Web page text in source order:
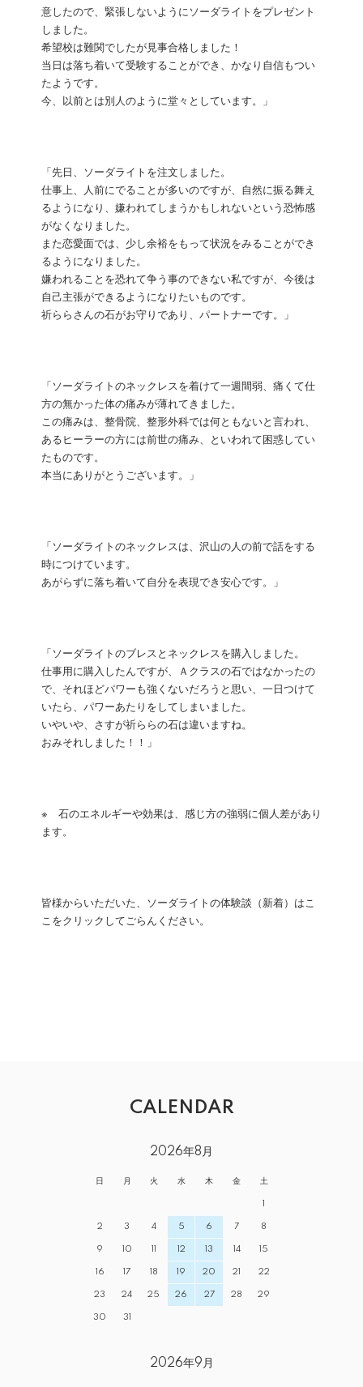
意したので、緊張しないようにソーダライトをプレゼント
しました。
希望校は難関でしたが見事合格しました！
当日は落ち着いて受験することができ、かなり自信もつい
たようです。
今、以前とは別人のように堂々としています。」
「先日、ソーダライトを注文しました。
仕事上、人前にでることが多いのですが、自然に振る舞え
るようになり、嫌われてしまうかもしれないという恐怖感
がなくなりました。
また恋愛面では、少し余裕をもって状況をみることができ
るようになりました。
嫌われることを恐れて争う事のできない私ですが、今後は
自己主張ができるようになりたいものです。
祈ららさんの石がお守りであり、パートナーです。」
「ソーダライトのネックレスを着けて一週間弱、痛くて仕
方の無かった体の痛みが薄れてきました。
この痛みは、整骨院、整形外科では何ともないと言われ、
あるヒーラーの方には前世の痛み、といわれて困惑してい
たものです。
本当にありがとうございます。」
「ソーダライトのネックレスは、沢山の人の前で話をする
時につけています。
あがらずに落ち着いて自分を表現でき安心です。」
「ソーダライトのブレスとネックレスを購入しました。
仕事用に購入したんですが、Ａクラスの石ではなかったの
で、それほどパワーも強くないだろうと思い、一日つけて
いたら、パワーあたりをしてしまいました。
いやいや、さすが祈ららの石は違いますね。
おみそれしました！！」
※ 石のエネルギーや効果は、感じ方の強弱に個人差があり
ます。
皆様からいただいた、ソーダライトの体験談（新着）はこ
こをクリックしてごらんください。
CALENDAR
2026年8月
日 月 火 水 木 金 土
1
2 3 4 5 6 7 8
9 10 11 12 13 14 15
16 17 18 19 20 21 22
23 24 25 26 27 28 29
30 31
2026年9月